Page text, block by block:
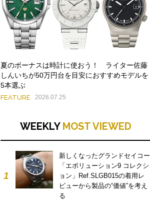
夏のボーナスは時計に使おう！ ライター佐藤
しんいちが50万円台を目安におすすめモデルを
5本選ぶ
FEATURE 2026.07.25
WEEKLY MOST VIEWED
1
新しくなったグランドセイコー
「エボリューション9 コレクシ
ョン」Ref.SLGB015の着用レ
ビューから製品の“価値”を考え
る